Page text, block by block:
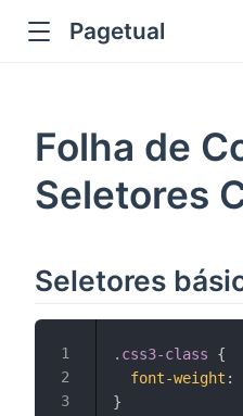
Pagetual
Folha de
Seletores
Seletores
.css3-class
{
font-weight :
}